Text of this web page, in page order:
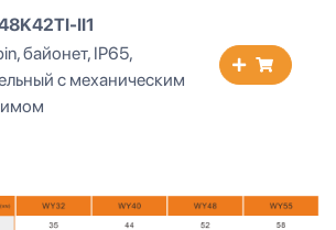
WY48K42TE-II1
42 pin, байонет, IP67,
кабельный с металлическим
зажимом